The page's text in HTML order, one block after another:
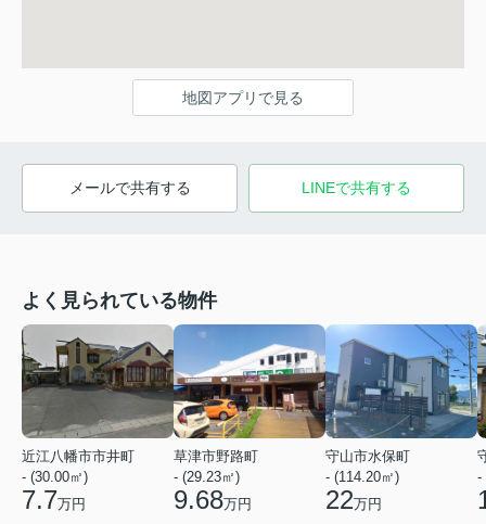
地図アプリで見る
メールで共有する LINEで共有する
よく見られている物件
近江八幡市市井町
- (30.00㎡)
7.7万円
草津市野路町
- (29.23㎡)
9.68万円
守山市水保町
- (114.20㎡)
22万円
-